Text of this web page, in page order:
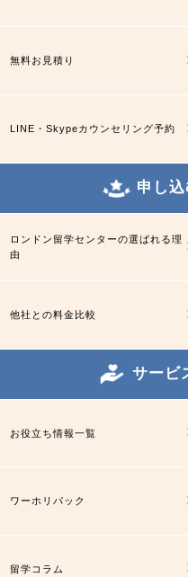
無料お見積り
LINE・Skypeカウンセリング予約
申し
ロンドン留学センターの選ばれる理
由
他社との料金比較
サービ
お役立ち情報一覧
ワーホリパック
留学コラム